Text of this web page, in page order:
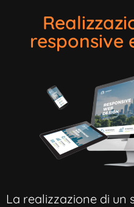
responsive
La realizzazione di un